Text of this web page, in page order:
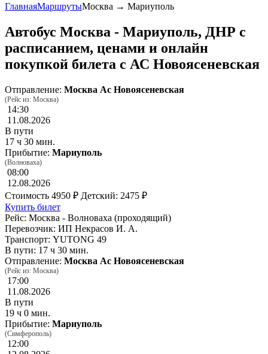
ГлавнаяМаршрутыМосква → Мариуполь
Автобус Москва - Мариуполь, ДНР с
расписанием, ценами и онлайн
покупкой билета с АС Новоясеневская
Отправление: Москва Ас Новоясеневская
(Рейс из: Москва)
14:30
11.08.2026
В пути
17 ч 30 мин.
Прибытие: Мариуполь
(Волноваха)
08:00
12.08.2026
Стоимость 4950 ₽ Детский: 2475 ₽
Купить билет
Рейс: Москва - Волноваха (проходящий)
Перевозчик: ИП Некрасов И. А.
Транспорт: YUTONG 49
В пути: 17 ч 30 мин.
Отправление: Москва Ас Новоясеневская
(Рейс из: Москва)
17:00
11.08.2026
В пути
19 ч 0 мин.
Прибытие: Мариуполь
(Симферополь)
12:00